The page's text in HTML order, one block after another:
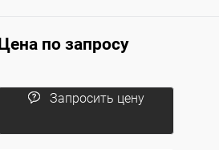
Цена по запросу
Запросить цену